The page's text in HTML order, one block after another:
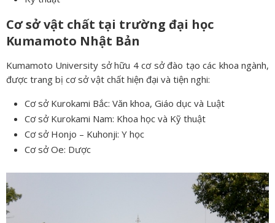
Cơ sở vật chất tại trường đại học
Kumamoto Nhật Bản
Kumamoto University sở hữu 4 cơ sở đào tạo các khoa ngành,
được trang bị cơ sở vật chất hiện đại và tiện nghi:
Cơ sở Kurokami Bắc: Văn khoa, Giáo dục và Luật
Cơ sở Kurokami Nam: Khoa học và Kỹ thuật
Cơ sở Honjo – Kuhonji: Y học
Cơ sở Oe: Dược